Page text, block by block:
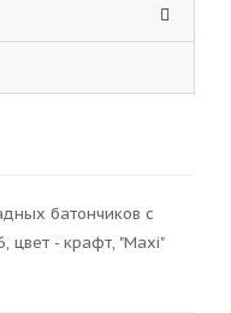
батончиков с
цвет - крафт, "Maxi"